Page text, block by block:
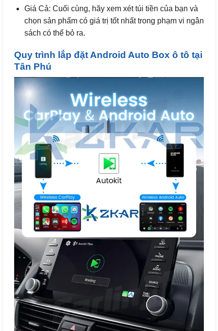
Giá Cả: Cuối cùng, hãy xem xét túi tiền của bạn và
chọn sản phẩm có giá trị tốt nhất trong phạm vi ngân
sách có thể bỏ ra.
Quy trình lắp đặt Android Auto Box ô tô tại
Tân Phú